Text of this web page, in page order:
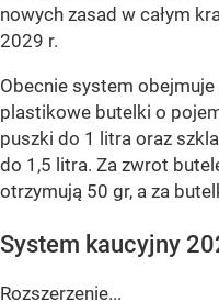
nowych zasad w całym
2029 r.
Obecnie system
plastikowe butelki o
puszki do 1 litra oraz
do 1,5 litra. Za zwrot
otrzymują 50 gr, a za
System kaucyjny
Rozszerzenie...